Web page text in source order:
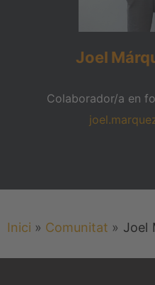
Joel
Colaborador/a en
Inici » Comunitat » Joel